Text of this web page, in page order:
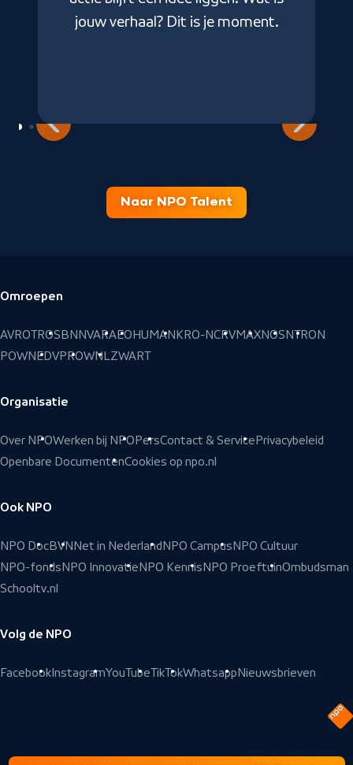
jouw verhaal? Dit is je moment.
Naar NPO Talent
Voettekst
Omroepen
AVROTROSBNNVARAEOHUMANKRO-NCRVMAXNOSNTRON
POWNEDVPROWNLZWART
Organisatie
Over NPOWerken bij NPO PersContact & Service Privacybeleid
Openbare DocumentenCookies op npo.nl
Ook NPO
NPO DocBVN Net in Nederland NPO Campus NPO Cultuur
NPO-fonds NPO Innovatie NPO Kennis NPO ProeftuinOmbudsman
Schooltv.nl
Volg de NPO
Facebook InstagramYouTubeTikTokWhatsapp Nieuwsbrieven